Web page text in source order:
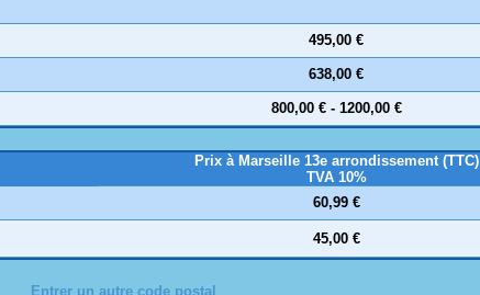
495,00 €
638,00 €
800,00 € - 1200,00 €
Prix à Marseille 13e arrondissement (TTC)
TVA 10%
60,99 €
45,00 €
Entrer un autre code postal